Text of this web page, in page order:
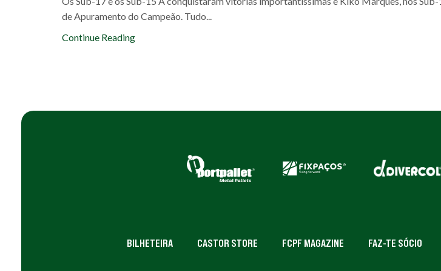
de Apuramento do Campeão. Tudo...
Continue Reading
BILHETEIRA CASTOR STORE FCPF MAGAZINE FAZ-TE SÓCIO